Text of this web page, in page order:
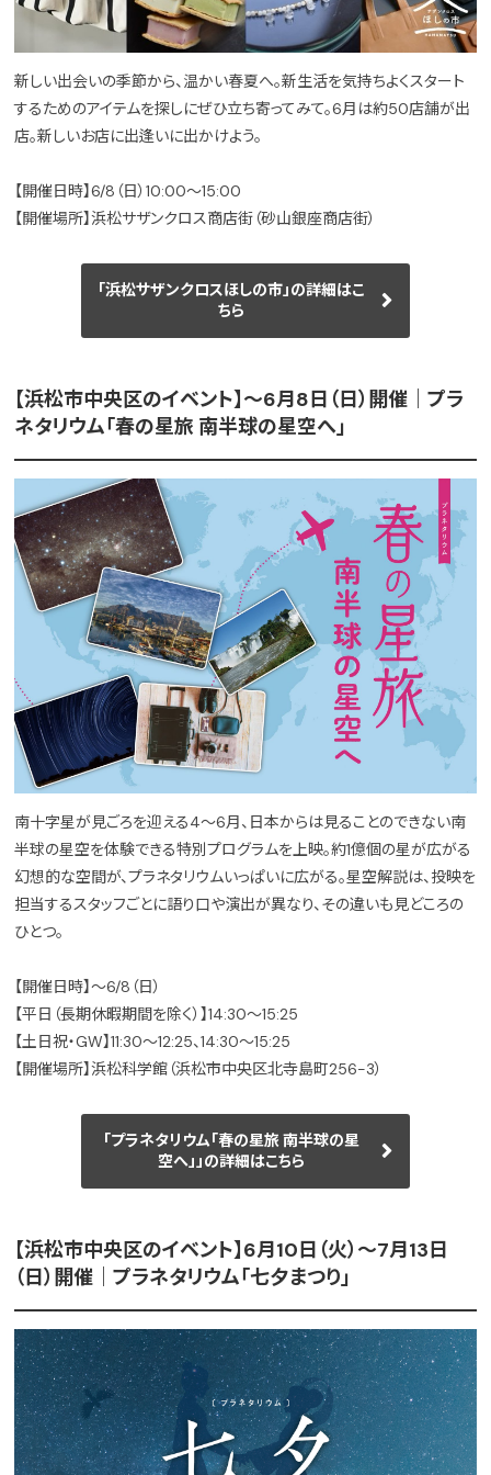
新しい出会いの季節から、温かい春夏へ。新生活を気持ちよくスタート
するためのアイテムを探しにぜひ立ち寄ってみて。6月は約50店舗が出
店。新しいお店に出逢いに出かけよう。
【開催日時】6/8（日）10:00～15:00
【開催場所】浜松サザンクロス商店街（砂山銀座商店街）
「浜松サザンクロスほしの市」の詳細はこ
ちら
【浜松市中央区のイベント】～6月8日（日）開催｜プラ
ネタリウム「春の星旅 南半球の星空へ」
南十字星が見ごろを迎える4～6月、日本からは見ることのできない南
半球の星空を体験できる特別プログラムを上映。約1億個の星が広がる
幻想的な空間が、プラネタリウムいっぱいに広がる。星空解説は、投映を
担当するスタッフごとに語り口や演出が異なり、その違いも見どころの
ひとつ。
【開催日時】～6/8（日）
【平日（長期休暇期間を除く）】14:30～15:25
【土日祝・GW】11:30～12:25、14:30～15:25
【開催場所】浜松科学館（浜松市中央区北寺島町256-3）
「プラネタリウム「春の星旅 南半球の星
空へ」」の詳細はこちら
【浜松市中央区のイベント】6月10日（火）〜7月13日
（日）開催｜プラネタリウム「七夕まつり」